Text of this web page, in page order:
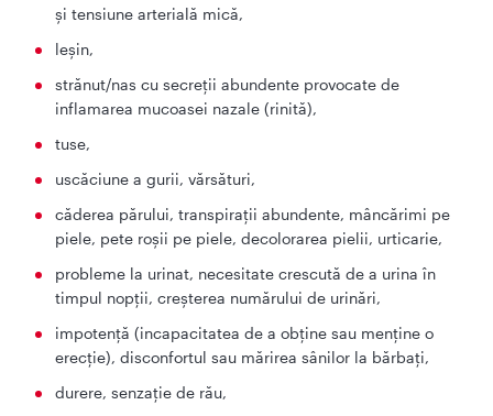
şi tensiune arterială mică,
leşin,
strănut/nas cu secreţii abundente provocate de
inflamarea mucoasei nazale (rinită),
tuse,
uscăciune a gurii, vărsături,
căderea părului, transpiraţii abundente, mâncărimi pe
piele, pete roşii pe piele, decolorarea pielii, urticarie,
probleme la urinat, necesitate crescută de a urina în
timpul nopţii, creşterea numărului de urinări,
impotență (incapacitatea de a obține sau menține o
erecție), disconfortul sau mărirea sânilor la bărbaţi,
durere, senzaţie de rău,